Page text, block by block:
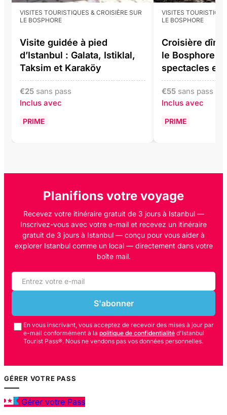
VISITES TOURISTIQUES & CROISIÈRE SUR
LE BOSPHORE
Visite guidée à pied
d’Istanbul : Galata, Istiklal,
Taksim et Karaköy
€25 sans pass
Inclus avec
PRIME
VISITES
LE BOSPHORE
Croisière
le Bosphore
spectacles en
€55 sans pass
Inclus avec
PRIME
Planifions votre voyage
Recevez votre itinéraire gratuit de 3 jours à Istanbul —
Inscrivez-vous avec votre e-mail et recevez un itinéraire
gratuit de 3 jours à Istanbul — conçu pour vous aider à
explorer Istanbul comme un local — directement dans votre
boîte mail.
S'abonner
En vous inscrivant, vous acceptez de recevoir des mises à jour par
e-mail conformément à la politique de confidentialité d'Istanbul
Tourist Pass®. Nous ne vendons pas vos données personnelles.
GÉRER VOTRE PASS
Gérer votre Pass